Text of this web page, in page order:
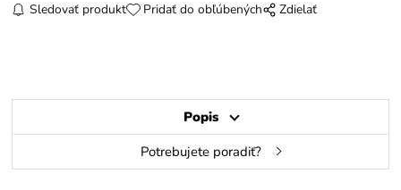
Sledovať produkt Pridať do obľúbených Zdielať
Popis
Potrebujete poradiť?